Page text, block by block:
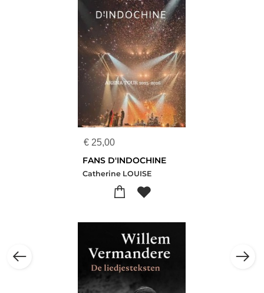
€ 25,00
FANS D'INDOCHINE
Catherine LOUISE